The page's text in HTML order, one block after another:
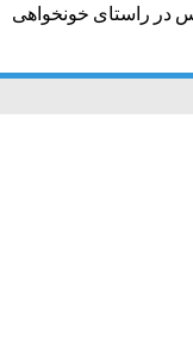
در راستای خونخواهی